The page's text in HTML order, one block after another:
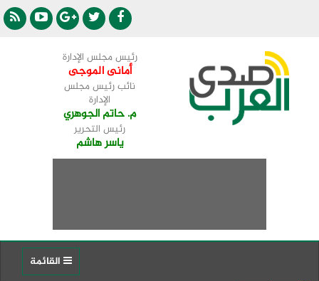
رئيس مجلس الإدارة
أمانى الموجى
نائب رئيس مجلس
الإدارة
م. حاتم الجوهري
رئيس التحرير
ياسر هاشم